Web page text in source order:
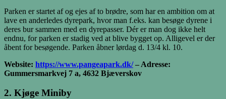
Parken er startet af og ejes af to brødre, som har en ambition om at
lave en anderledes dyrepark, hvor man f.eks. kan besøge dyrene i
deres bur sammen med en dyrepasser. Dér er man dog ikke helt
endnu, for parken er stadig ved at blive bygget op. Alligevel er der
åbent for besøgende. Parken åbner lørdag d. 13/4 kl. 10.
Website: https://www.pangeapark.dk/– Adresse:
Gummersmarkvej 7 a, 4632 Bjæverskov
2. Kjøge Miniby